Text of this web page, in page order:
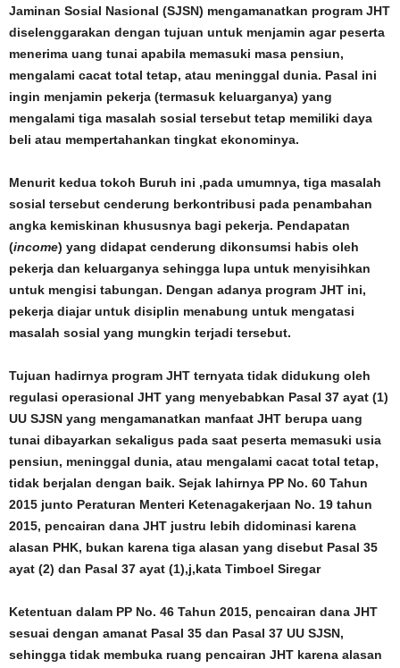
Jaminan Sosial Nasional (SJSN) mengamanatkan program JHT
diselenggarakan dengan tujuan untuk menjamin agar peserta
menerima uang tunai apabila memasuki masa pensiun,
mengalami cacat total tetap, atau meninggal dunia. Pasal ini
ingin menjamin pekerja (termasuk keluarganya) yang
mengalami tiga masalah sosial tersebut tetap memiliki daya
beli atau mempertahankan tingkat ekonominya.
Menurit kedua tokoh Buruh ini ,pada umumnya, tiga masalah
sosial tersebut cenderung berkontribusi pada penambahan
angka kemiskinan khususnya bagi pekerja. Pendapatan
(income) yang didapat cenderung dikonsumsi habis oleh
pekerja dan keluarganya sehingga lupa untuk menyisihkan
untuk mengisi tabungan. Dengan adanya program JHT ini,
pekerja diajar untuk disiplin menabung untuk mengatasi
masalah sosial yang mungkin terjadi tersebut.
Tujuan hadirnya program JHT ternyata tidak didukung oleh
regulasi operasional JHT yang menyebabkan Pasal 37 ayat (1)
UU SJSN yang mengamanatkan manfaat JHT berupa uang
tunai dibayarkan sekaligus pada saat peserta memasuki usia
pensiun, meninggal dunia, atau mengalami cacat total tetap,
tidak berjalan dengan baik. Sejak lahirnya PP No. 60 Tahun
2015 junto Peraturan Menteri Ketenagakerjaan No. 19 tahun
2015, pencairan dana JHT justru lebih didominasi karena
alasan PHK, bukan karena tiga alasan yang disebut Pasal 35
ayat (2) dan Pasal 37 ayat (1),j,kata Timboel Siregar
Ketentuan dalam PP No. 46 Tahun 2015, pencairan dana JHT
sesuai dengan amanat Pasal 35 dan Pasal 37 UU SJSN,
sehingga tidak membuka ruang pencairan JHT karena alasan